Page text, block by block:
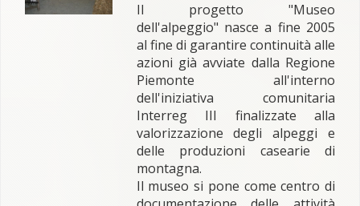
Il progetto "Museo
dell'alpeggio" nasce a fine 2005
al fine di garantire continuità alle
azioni già avviate dalla Regione
Piemonte all'interno
dell'iniziativa comunitaria
Interreg III finalizzate alla
valorizzazione degli alpeggi e
delle produzioni casearie di
montagna.
Il museo si pone come centro di